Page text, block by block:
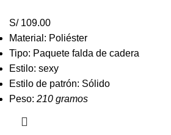
S/109.00
Material: Poliéster
Tipo: Paquete falda de cadera
Estilo: sexy
Estilo de patrón: Sólido
Peso: 210 gramos